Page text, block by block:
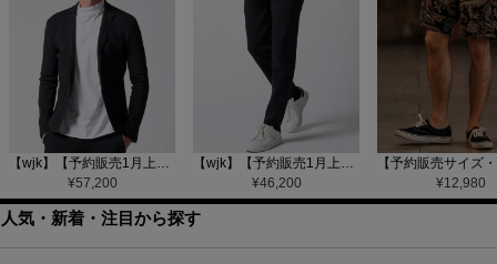
【wjk】【予約販売1月上旬～中旬入荷】function knit jacket(jacquard check) ニットジャケット(207 mw08j)
¥57,200
【wjk】【予約販売1月上旬～中旬入荷】function knit easy slacks(jacquard check) ニットイージーパンツ(504 mw08j)
¥46,200 ¥12,980
人気・新着・注目から探す